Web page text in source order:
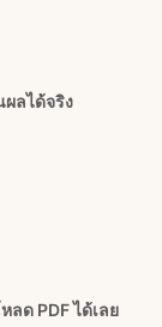
ลได้จริง
ด PDF ได้เลย